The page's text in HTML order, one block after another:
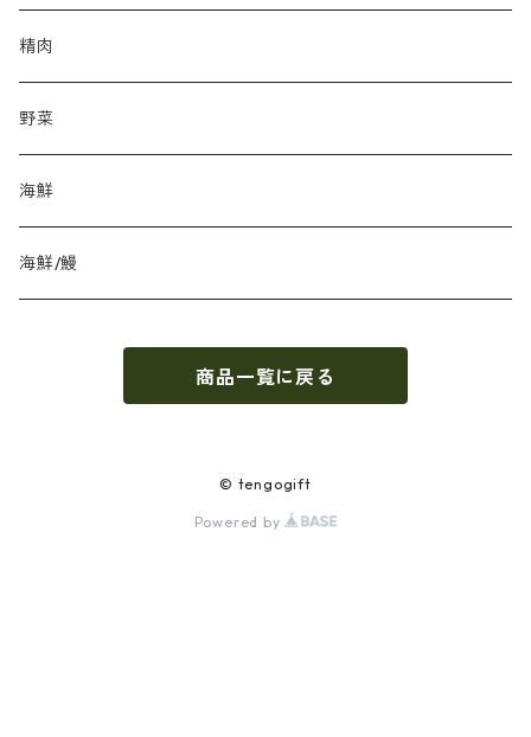
精肉
野菜
海鮮
海鮮/鰻
商品一覧に戻る
© tengogift
Powered by